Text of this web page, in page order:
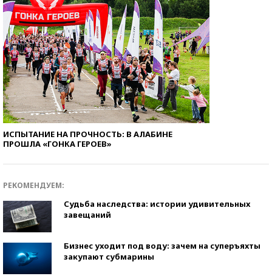
ИСПЫТАНИЕ НА ПРОЧНОСТЬ: В АЛАБИНЕ
ПРОШЛА «ГОНКА ГЕРОЕВ»
РЕКОМЕНДУЕМ:
Судьба наследства: истории удивительных
завещаний
Бизнес уходит под воду: зачем на суперъяхты
закупают субмарины